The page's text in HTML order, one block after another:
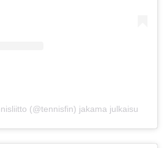
(@tennisfin) jakama julkaisu